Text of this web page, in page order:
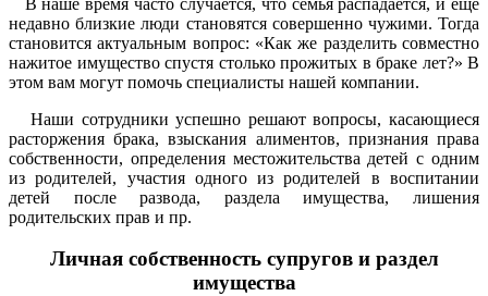
недавно близкие люди становятся совершенно чужими. Тогда
становится актуальным вопрос: «Как же разделить совместно
нажитое имущество спустя столько прожитых в браке лет?» В
этом вам могут помочь специалисты нашей компании.
Наши сотрудники успешно решают вопросы, касающиеся
расторжения брака, взыскания алиментов, признания права
собственности, определения местожительства детей с одним
из родителей, участия одного из родителей в воспитании
детей после развода, раздела имущества, лишения
родительских прав и пр.
Личная собственность супругов и раздел
имущества